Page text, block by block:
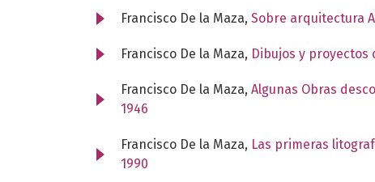
Francisco De la Maza, Sobre arquitectura
Francisco De la Maza, Dibujos y proyectos
Francisco De la Maza, Algunas Obras
1946
Francisco De la Maza, Las primeras
1990